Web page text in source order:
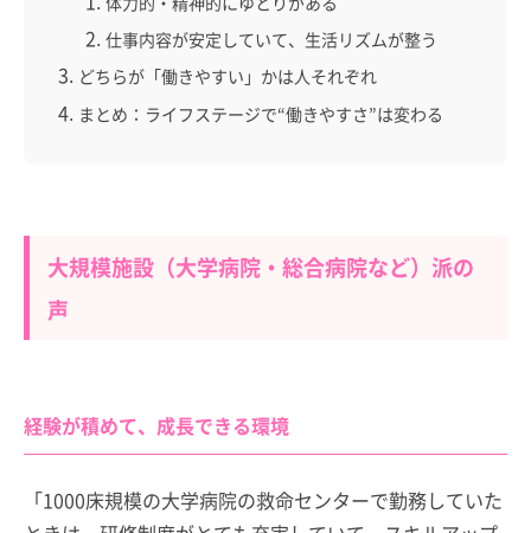
仕事内容が安定していて、生活リズムが整う
どちらが「働きやすい」かは人それぞれ
まとめ：ライフステージで“働きやすさ”は変わる
大規模施設（大学病院・総合病院など）派の
声
経験が積めて、成長できる環境
「1000床規模の大学病院の救命センターで勤務していた